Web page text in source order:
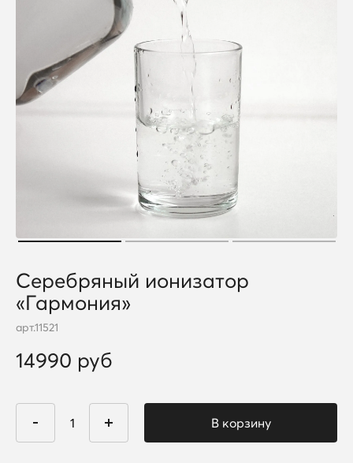
Серебряный ионизатор
«Гармония»
арт.11521
14990 руб